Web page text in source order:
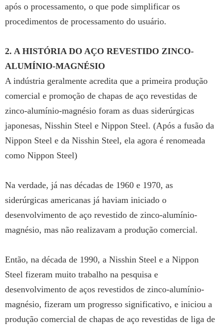
após o processamento, o que pode simplificar os
procedimentos de processamento do usuário.
2. A HISTÓRIA DO AÇO REVESTIDO ZINCO-
ALUMÍNIO-MAGNÉSIO
A indústria geralmente acredita que a primeira produção
comercial e promoção de chapas de aço revestidas de
zinco-alumínio-magnésio foram as duas siderúrgicas
japonesas, Nisshin Steel e Nippon Steel. (Após a fusão da
Nippon Steel e da Nisshin Steel, ela agora é renomeada
como Nippon Steel)
Na verdade, já nas décadas de 1960 e 1970, as
siderúrgicas americanas já haviam iniciado o
desenvolvimento de aço revestido de zinco-alumínio-
magnésio, mas não realizavam a produção comercial.
Então, na década de 1990, a Nisshin Steel e a Nippon
Steel fizeram muito trabalho na pesquisa e
desenvolvimento de aços revestidos de zinco-alumínio-
magnésio, fizeram um progresso significativo, e iniciou a
produção comercial de chapas de aço revestidas de liga de